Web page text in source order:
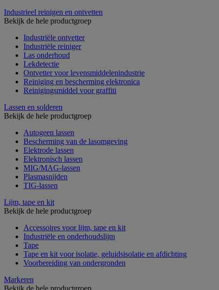
Industrieel reinigen en ontvetten
Bekijk de hele productgroep
Industriële ontvetter
Industriële reiniger
Las onderhoud
Lekdetectie
Ontvetter voor levensmiddelenindustrie
Reiniging en bescherming elektronica
Reinigingsmiddel voor graffiti
Lassen en solderen
Bekijk de hele productgroep
Autogeen lassen
Bescherming van de lasomgeving
Elektrode lassen
Elektronisch lassen
MIG/MAG-lassen
Plasmasnijden
TIG-lassen
Lijm, tape en kit
Bekijk de hele productgroep
Accessoires voor lijm, tape en kit
Industriële en onderhoudslijm
Tape
Tape en kit voor isolatie, geluidsisolatie en afdichting
Voorbereiding van ondergronden
Markeren
Bekijk de hele productgroep